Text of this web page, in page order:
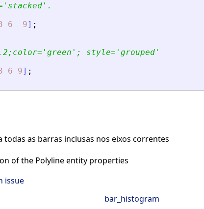
' stacked ' .
6 9] ;
' green ' ; style= ' grouped '
6 9] ;
as barras inclusas nos eixos correntes
of the Polyline entity properties
issue
bar_histogram